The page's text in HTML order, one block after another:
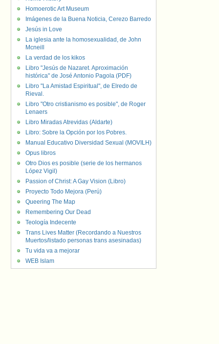
Homoerotic Art Museum
Imágenes de la Buena Noticia, Cerezo Barredo
Jesús in Love
La iglesia ante la homosexualidad, de John
Mcneill
La verdad de los kikos
Libro "Jesús de Nazaret. Aproximación
histórica" de José Antonio Pagola (PDF)
Libro "La Amistad Espiritual", de Elredo de
Rieval.
Libro "Otro cristianismo es posible", de Roger
Lenaers
Libro Miradas Atrevidas (Aldarte)
Libro: Sobre la Opción por los Pobres.
Manual Educativo Diversidad Sexual (MOVILH)
Opus libros
Otro Dios es posible (serie de los hermanos
López Vigil)
Passion of Christ: A Gay Vision (Libro)
Proyecto Todo Mejora (Perú)
Queering The Map
Remembering Our Dead
Teología Indecente
Trans Lives Matter (Recordando a Nuestros
Muertos/listado personas trans asesinadas)
Tu vida va a mejorar
WEB Islam